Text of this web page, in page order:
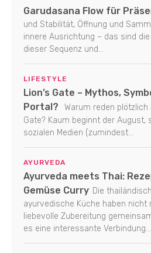
Garudasana Flow für
und Stabilität, Öffnung und
innere Ausrichtung – das sind
dieser Sequenz und...
LIFESTYLE
Lion’s Gate – Mythos,
Portal?
Warum reden
Gate? Kaum beginnt der August,
sozialen Medien (zumindest...
AYURVEDA
Ayurveda meets Thai:
Gemüse Curry Die
ayurvedische Küche haben nicht
liebevolle Zubereitung
es eine interessante Verbindung...